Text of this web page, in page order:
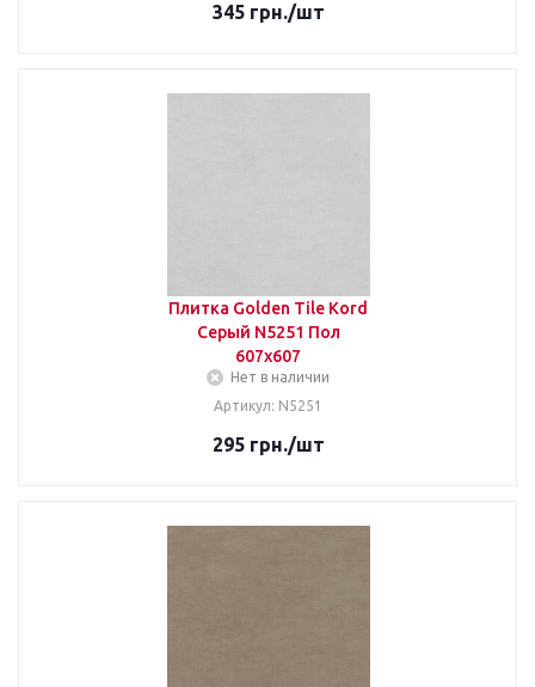
345грн./шт
Плитка Golden Tile Kord
Серый N5251 Пол
607х607
Нет в наличии
Артикул: N5251
295грн./шт